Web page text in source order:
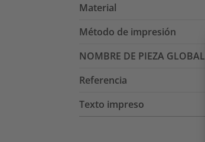
Material
Método de impresión
NOMBRE DE PIEZA GLOBAL
Referencia
Texto impreso